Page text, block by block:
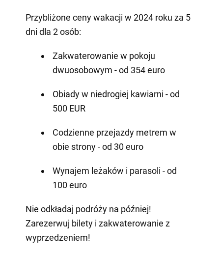
Przybliżone ceny wakacji w 2024 roku za 5
dni dla 2 osób:
Zakwaterowanie w pokoju
dwuosobowym - od 354 euro
Obiady w niedrogiej kawiarni - od
500 EUR
Codzienne przejazdy metrem w
obie strony - od 30 euro
Wynajem leżaków i parasoli - od
100 euro
Nie odkładaj podróży na później!
Zarezerwuj bilety i zakwaterowanie z
wyprzedzeniem!